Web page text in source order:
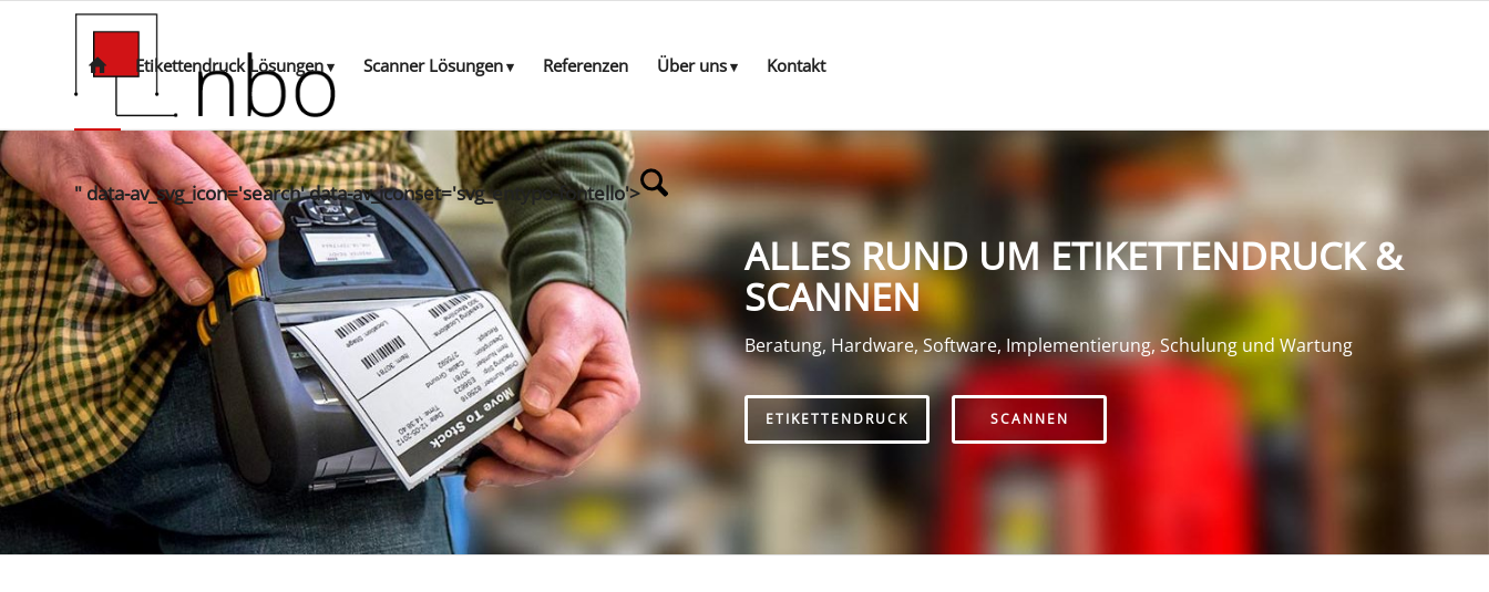
Etikettendruck Lösungen Scanner Lösungen Referenzen Über uns Kontakt
" data-av_svg_icon='search' data-av_iconset='svg_entypo-fontello'>
ALLES RUND UM ETIKETTENDRUCK &
SCANNEN
Beratung, Hardware, Software, Implementierung, Schulung und Wartung
ETIKETTENDRUCK SCANNEN